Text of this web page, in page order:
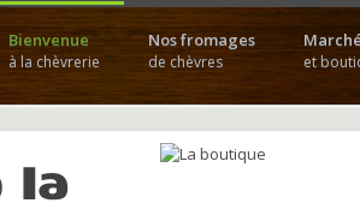
Bienvenue
à la chèvrerie
Nos fromages
de chèvres et
la